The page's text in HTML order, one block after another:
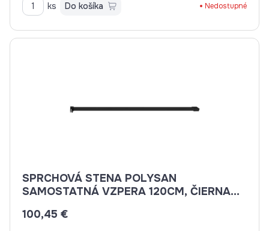
ks Do košíka Nedostupné
SPRCHOVÁ STENA POLYSAN
SAMOSTATNÁ VZPERA 120CM, ČIERNA
100,45 €